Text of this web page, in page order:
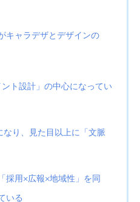
キャラデザとデザインの
ト設計」の中心になってい
なり、見た目以上に「文脈
採用×広報×地域性」を同
いる